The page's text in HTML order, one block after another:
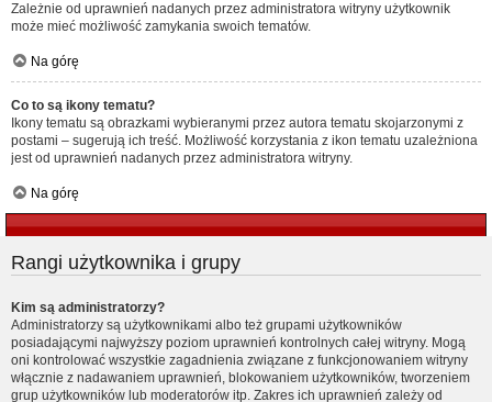
Zależnie od uprawnień nadanych przez administratora witryny użytkownik
może mieć możliwość zamykania swoich tematów.
Na górę
Co to są ikony tematu?
Ikony tematu są obrazkami wybieranymi przez autora tematu skojarzonymi z
postami – sugerują ich treść. Możliwość korzystania z ikon tematu uzależniona
jest od uprawnień nadanych przez administratora witryny.
Na górę
Rangi użytkownika i grupy
Kim są administratorzy?
Administratorzy są użytkownikami albo też grupami użytkowników
posiadającymi najwyższy poziom uprawnień kontrolnych całej witryny. Mogą
oni kontrolować wszystkie zagadnienia związane z funkcjonowaniem witryny
włącznie z nadawaniem uprawnień, blokowaniem użytkowników, tworzeniem
grup użytkowników lub moderatorów itp. Zakres ich uprawnień zależy od